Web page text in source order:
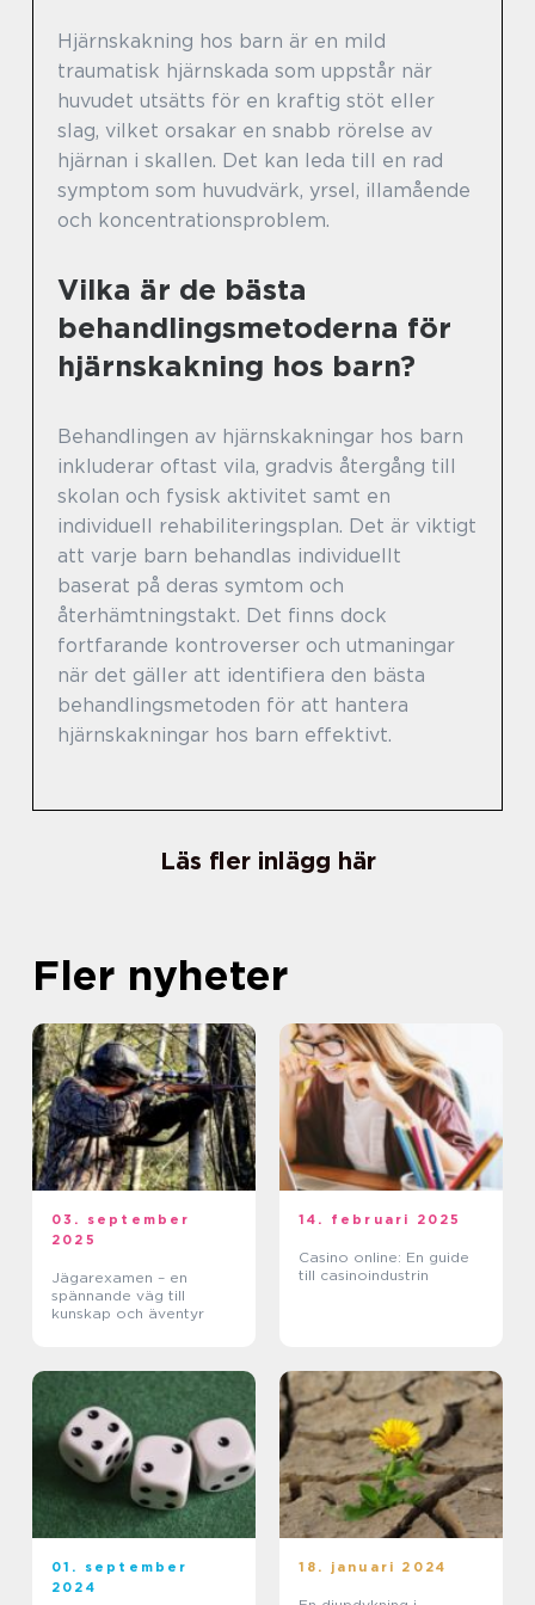
Hjärnskakning hos barn är en mild
traumatisk hjärnskada som uppstår när
huvudet utsätts för en kraftig stöt eller
slag, vilket orsakar en snabb rörelse av
hjärnan i skallen. Det kan leda till en rad
symptom som huvudvärk, yrsel, illamående
och koncentrationsproblem.
Vilka är de bästa
behandlingsmetoderna för
hjärnskakning hos barn?
Behandlingen av hjärnskakningar hos barn
inkluderar oftast vila, gradvis återgång till
skolan och fysisk aktivitet samt en
individuell rehabiliteringsplan. Det är viktigt
att varje barn behandlas individuellt
baserat på deras symtom och
återhämtningstakt. Det finns dock
fortfarande kontroverser och utmaningar
när det gäller att identifiera den bästa
behandlingsmetoden för att hantera
hjärnskakningar hos barn effektivt.
Läs fler inlägg här
Fler nyheter
03. september
2025
Jägarexamen – en
spännande väg till
kunskap och äventyr
14. februari 2025
Casino online: En guide
till casinoindustrin
01. september
2024
18. januari 2024